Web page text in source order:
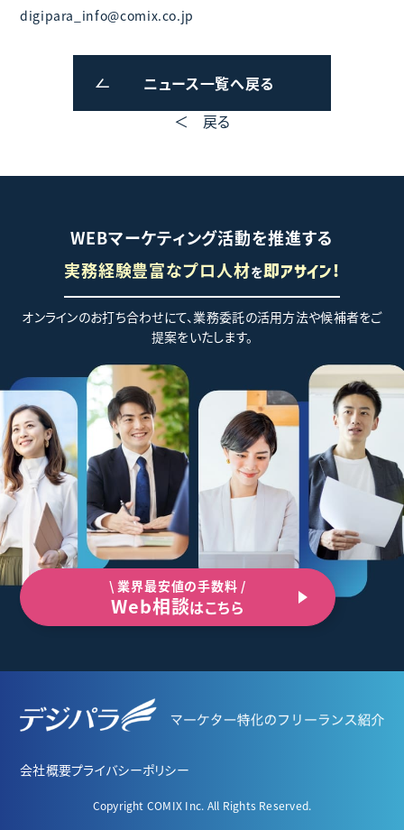
digipara_info@comix.co.jp
ニュース一覧へ戻る
＜ 戻る
WEBマーケティング活動を推進する
実務経験豊富なプロ人材を即アサイン!
オンラインのお打ち合わせにて、業務委託の活用方法や候補者をご
提案をいたします。
\ 業界最安値の手数料 /
Web相談はこちら
会社概要プライバシーポリシー
Copyright COMIX Inc. All Rights Reserved.